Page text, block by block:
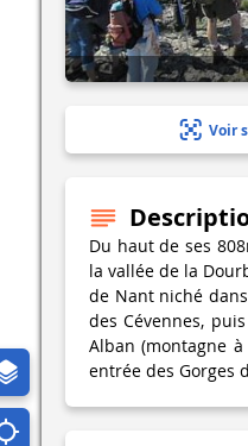
Voir
Du haut de ses
la vallée de la
de Nant niché
des Cévennes,
Alban (montagne
entrée des Gorges